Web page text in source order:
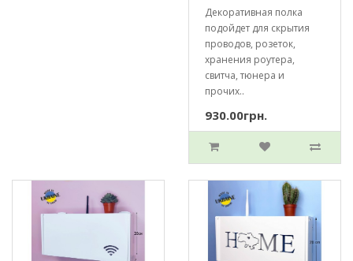
Декоративная полка
подойдет для скрытия
проводов, розеток,
хранения роутера,
свитча, тюнера и
прочих..
930.00грн.